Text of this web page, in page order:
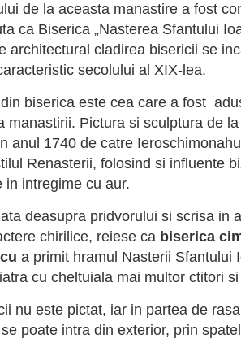
de la aceasta manastire a fost
ca Biserica „Nasterea Sfantului
architectural cladirea bisericii se
secolului al XIX-lea.
biserica este cea care a fost
manastirii. Pictura si sculptura de
anul 1740 de catre
Renasterii, folosind si influente
in intregime cu aur.
deasupra pridvorului si scrisa in
chirilice, reiese ca biserica
a primit hramul Nasterii Sfantului
cu cheltuiala mai multor ctitori
nu este pictat, iar in partea de
poate intra din exterior, prin